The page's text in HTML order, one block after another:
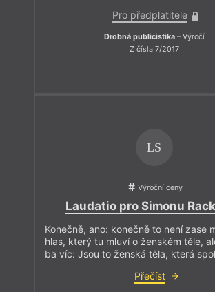
Pro předplatitele
Drobná publicistika – Výročí
Z čísla 7/2017
LS
Výroční ceny
Laudatio pro Simonu
Konečně, ano: konečně to není zase
hlas, který tu mluví o ženském těle,
ba víc: Jsou to ženská těla, která
Přečíst